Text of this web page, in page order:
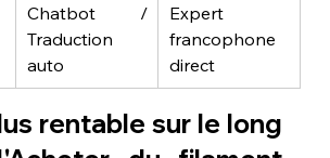
Chatbot /
Traduction
auto
Expert
francophone
direct
rentable sur le long